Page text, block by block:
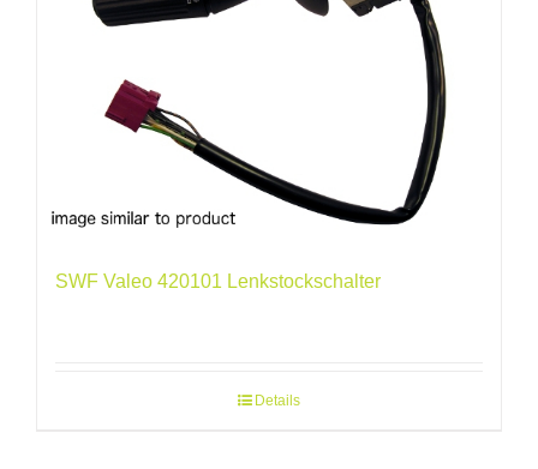
SWF Valeo 420101 Lenkstockschalter
Details